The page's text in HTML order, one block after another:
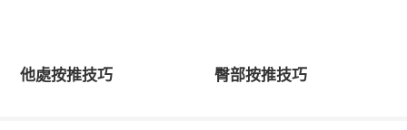
他處按推技巧 臀部按推技巧